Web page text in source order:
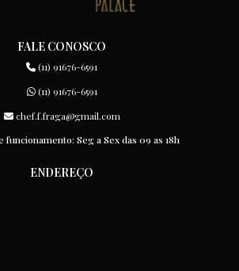
FALE CONOSCO
(11) 91676-6591
(11) 91676-6591
chef.f.fraga@gmail.com
funcionamento: Seg a Sex das 09 as 18h
ENDEREÇO